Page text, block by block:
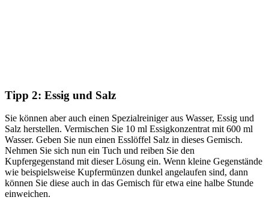
Tipp 2: Essig und Salz
Sie können aber auch einen Spezialreiniger aus Wasser, Essig und
Salz herstellen. Vermischen Sie 10 ml Essigkonzentrat mit 600 ml
Wasser. Geben Sie nun einen Esslöffel Salz in dieses Gemisch.
Nehmen Sie sich nun ein Tuch und reiben Sie den
Kupfergegenstand mit dieser Lösung ein. Wenn kleine Gegenstände
wie beispielsweise Kupfermünzen dunkel angelaufen sind, dann
können Sie diese auch in das Gemisch für etwa eine halbe Stunde
einweichen.